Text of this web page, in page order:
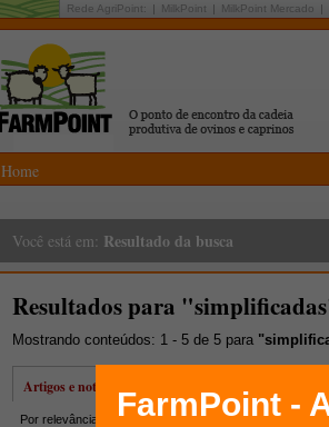
Rede AgriPoint: MilkPoint MilkPoint Mercado
Home
Você está em: Resultado da busca
Resultados para
Mostrando conteúdos: 1 - 5 de 5 para
Artigos e notícias
Por relevância Por data Mais lidos Mais